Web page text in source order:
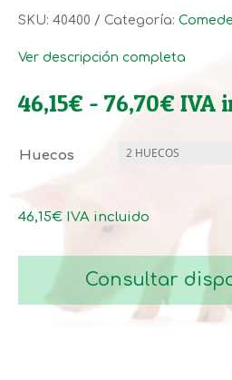
SKU: 40400 Categoría:
Ver descripción completa
46,15€ - 76,70€
hasta
IVA
Huecos
46,15€ IVA incluido
Consultar